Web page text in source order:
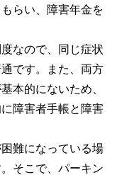
らい、障害年金を
なので、同じ症状
です。また、両方
本的にないため、
障害者手帳と障害
難になっている場
そこで、パーキン